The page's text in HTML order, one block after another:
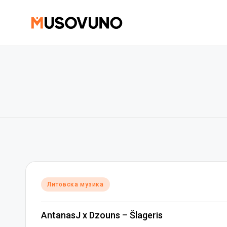
Posted
Литовска музика
AntanasJ x Dzouns – Šlageris